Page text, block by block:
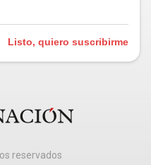
Listo, quiero suscribirme
reservados